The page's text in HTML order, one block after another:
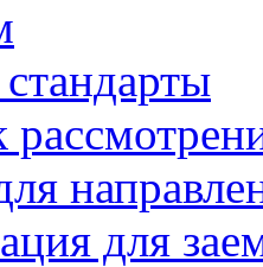
для